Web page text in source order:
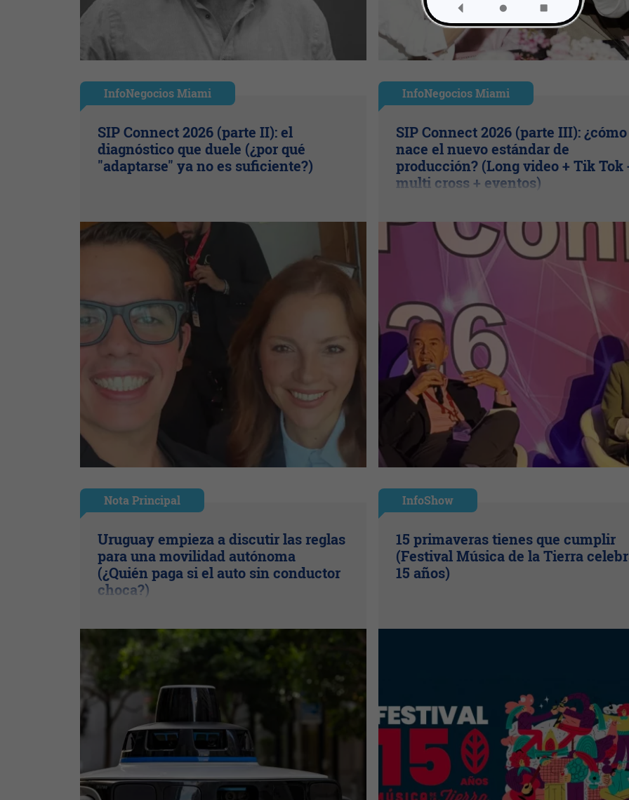
InfoNegocios Miami
SIP Connect 2026 (parte II): el
diagnóstico que duele (¿por qué
"adaptarse" ya no es suficiente?)
InfoNegocios Miami
SIP Connect 2026 (parte III): ¿cómo
nace el nuevo estándar de
producción? (Long video + Tik Tok
multi cross + eventos)
Nota Principal
Uruguay empieza a discutir las reglas
para una movilidad autónoma
(¿Quién paga si el auto sin conductor
choca?)
InfoShow
15 primaveras tienes que cumplir
(Festival Música de la Tierra
15 años)